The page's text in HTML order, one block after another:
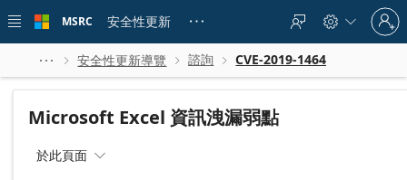
 main
content
MSRC 安全性更新    
Sign
in
to
account
  安全性更新導覽  諮詢  CVE-2019-1464
Microsoft Excel 資訊洩漏弱點
於此頁面 